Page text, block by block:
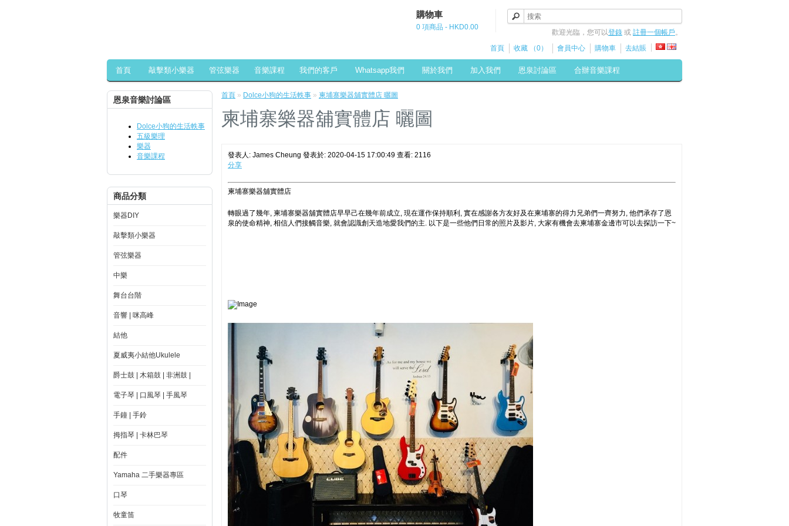
購物車
0 項商品 - HKD0.00
歡迎光臨，您可以登錄 或 註冊一個帳戶。
首頁
收藏 （0） 會員中心 購物車 去結賬
首頁 敲擊類小樂器 管弦樂器 音樂課程 我們的客戶 Whatsapp我們 關於我們 加入我們 恩泉討論區 合辦音樂課程
恩泉音樂討論區
Dolce小狗的生活軼事
五級樂理
樂器
音樂課程
商品分類
樂器DIY
敲擊類小樂器
管弦樂器
中樂
舞台台階
音響 | 咪高峰
結他
夏威夷小結他Ukulele
爵士鼓 | 木箱鼓 | 非洲鼓 |
電子琴 | 口風琴 | 手風琴
手鐘 | 手鈴
拇指琴 | 卡林巴琴
配件
Yamaha 二手樂器專區
口琴
牧童笛
首頁 » Dolce小狗的生活軼事 » 柬埔寨樂器舖實體店 曬圖
柬埔寨樂器舖實體店 曬圖
發表人: James Cheung 發表於: 2020-04-15 17:00:49 查看: 2116
分享
柬埔寨樂器舖實體店
轉眼過了幾年, 柬埔寨樂器舖實體店早早己在幾年前成立, 現在運作保持順利, 實在感謝各方友好及在柬埔寨的得力兄弟們一齊努力, 他們承存了恩
泉的使命精神, 相信人們接觸音樂, 就會認識創天造地愛我們的主. 以下是一些他們日常的照片及影片, 大家有機會去柬埔寨金邊市可以去探訪一下~